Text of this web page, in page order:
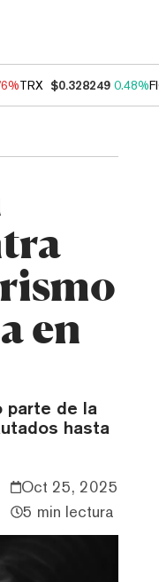
TRX $0.328249 0.48%
en
parte de la
hasta
Oct 25, 2025
5 min lectura